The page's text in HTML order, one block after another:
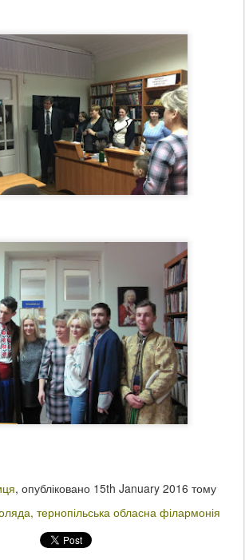
, опубліковано 15th January 2016 тому
тернопільська обласна філармонія